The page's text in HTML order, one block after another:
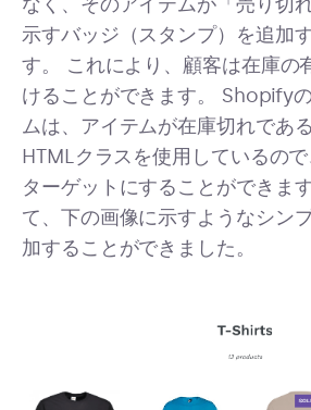
示すバッジ（スタンプ）を追加
す。 これにより、顧客は在庫の
けることができます。 Shopify
ムは、アイテムが在庫切れであ
HTMLクラスを使用しているの
ターゲットにすることができま
て、下の画像に示すようなシン
加することができました。